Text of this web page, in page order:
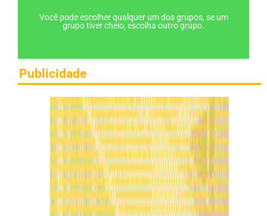
Você pode escolher qualquer um dos grupos, se um
grupo tiver cheio, escolha outro grupo.
Publicidade